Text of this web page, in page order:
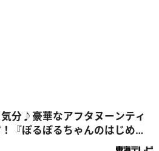
分♪豪華なアフタヌーンティ
『ぽるぽるちゃんのはじめて